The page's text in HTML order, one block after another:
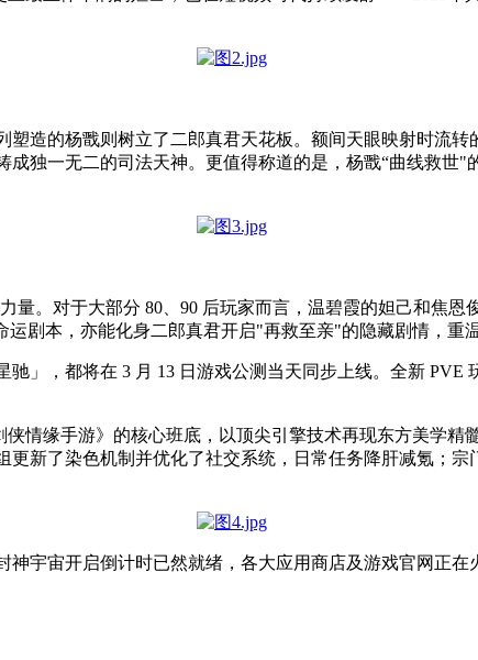
造的杨戬则树立了二郎真君天花板。额间天眼映射时流
独一无二的司法天神。更值得称道的是，杨戬“曲线救世
量。对于大部分 80、90 后玩家而言，温碧霞的妲己和焦
剧本，亦能化身二郎真君开启"再救至亲"的隐藏剧情，重
」，都将在 3 月 13 日游戏公测当天同步上线。全新 PVE
情缘手游》的核心班底，以顶尖引擎技术再现东方美学
新了染色机制并优化了社交系统，日常任务降肝减氪；
宇宙开启倒计时已然就绪，各大应用商店及游戏官网正